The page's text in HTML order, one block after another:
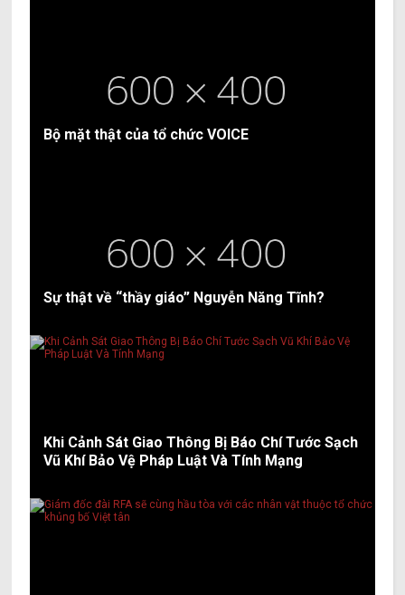
Bộ mặt thật của tổ chức VOICE
Sự thật về “thầy giáo” Nguyễn Năng Tĩnh?
Khi Cảnh Sát Giao Thông Bị Báo Chí Tước Sạch
Vũ Khí Bảo Vệ Pháp Luật Và Tính Mạng